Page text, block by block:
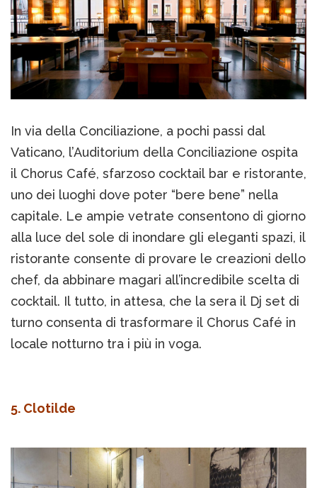
In via della Conciliazione, a pochi passi dal
Vaticano, l’Auditorium della Conciliazione ospita
il Chorus Café, sfarzoso cocktail bar e ristorante,
uno dei luoghi dove poter “bere bene” nella
capitale. Le ampie vetrate consentono di giorno
alla luce del sole di inondare gli eleganti spazi, il
ristorante consente di provare le creazioni dello
chef, da abbinare magari all’incredibile scelta di
cocktail. Il tutto, in attesa, che la sera il Dj set di
turno consenta di trasformare il Chorus Café in
locale notturno tra i più in voga.
5. Clotilde